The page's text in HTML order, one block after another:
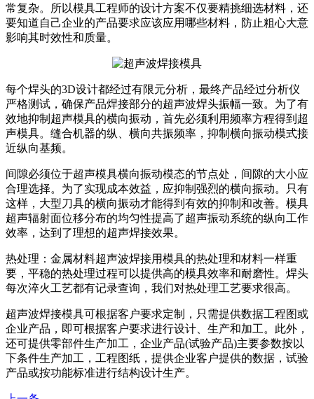
常复杂。所以模具工程师的设计方案不仅要精挑细选材料，还
要知道自己企业的产品要求应该应用哪些材料，防止粗心大意
影响其时效性和质量。
每个焊头的3D设计都经过有限元分析，最终产品经过分析仪
严格测试，确保产品焊接部分的超声波焊头振幅一致。为了有
效地抑制超声模具的横向振动，首先必须利用频率方程得到超
声模具。缝合机器的纵、横向共振频率，抑制横向振动模式接
近纵向基频。
间隙必须位于超声模具横向振动模态的节点处，间隙的大小应
合理选择。为了实现成本效益，应抑制强烈的横向振动。只有
这样，大型刀具的横向振动才能得到有效的抑制和改善。模具
超声辐射面位移分布的均匀性提高了超声振动系统的纵向工作
效率，达到了理想的超声焊接效果。
热处理：金属材料超声波焊接用模具的热处理和材料一样重
要，平稳的热处理过程可以提供高的模具效率和耐磨性。焊头
每次淬火工艺都有记录查询，我们对热处理工艺要求很高。
超声波焊接模具可根据客户要求定制，只需提供数据工程图或
企业产品，即可根据客户要求进行设计、生产和加工。此外，
还可提供零部件生产加工，企业产品(试验产品)主要参数按以
下条件生产加工，工程图纸，提供企业客户提供的数据，试验
产品或按功能标准进行结构设计生产。